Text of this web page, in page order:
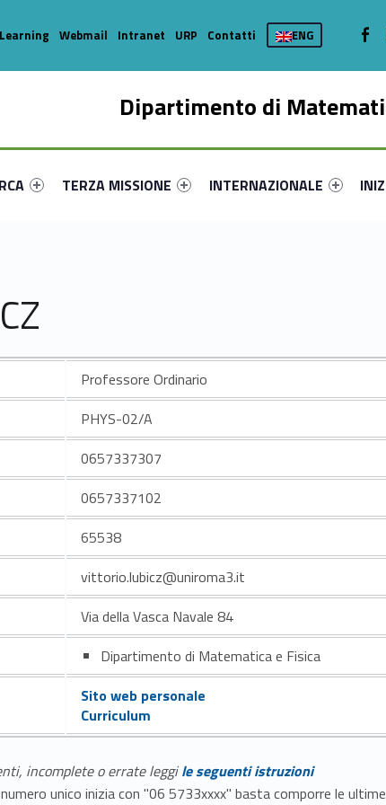
Dipartimento di
primary-74725-16
#link-menu-primary-65426-35
Link identifier #link-menu-primary-78453-44
TERZA MISSIONE
Link identifier #link-menu-
INTERNAZIONALE
Link
Webmail Intranet URP Contatti ENG
Professore Ordinario
PHYS-02/A
0657337307
0657337102
65538
vittorio.lubicz@uniroma3.it
Via della Vasca Navale 84
Dipartimento di Matematica e Fisica
Sito web personale
Curriculum
incomplete o errate leggile seguenti istruzioni
unico inizia con "06 5733xxxx" basta comporre le